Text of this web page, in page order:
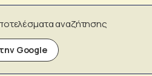
αναζήτησης
Google